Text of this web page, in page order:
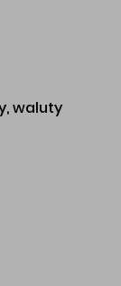
waluty